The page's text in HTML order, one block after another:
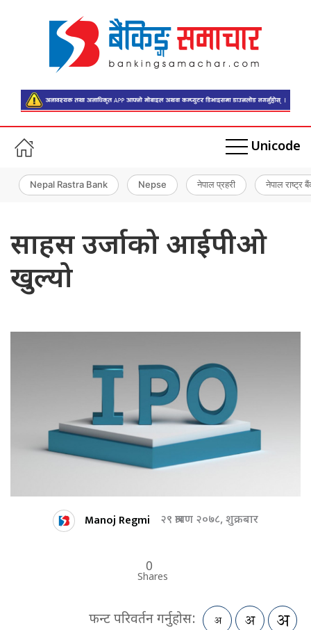
Unicode
Nepal Rastra Bank Nepse नेपाल प्रहरी नेपाल राष्ट्र
साहस उर्जाको आईपीओ
खुल्यो
Manoj Regmi २९ श्रावण २०७८, शुक्रबार
0
Shares
फन्ट परिवर्तन गर्नुहोस: